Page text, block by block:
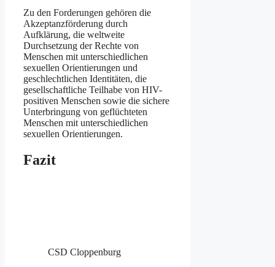
Zu den Forderungen gehören die
Akzeptanzförderung durch
Aufklärung, die weltweite
Durchsetzung der Rechte von
Menschen mit unterschiedlichen
sexuellen Orientierungen und
geschlechtlichen Identitäten, die
gesellschaftliche Teilhabe von HIV-
positiven Menschen sowie die sichere
Unterbringung von geflüchteten
Menschen mit unterschiedlichen
sexuellen Orientierungen.
Fazit
CSD Cloppenburg